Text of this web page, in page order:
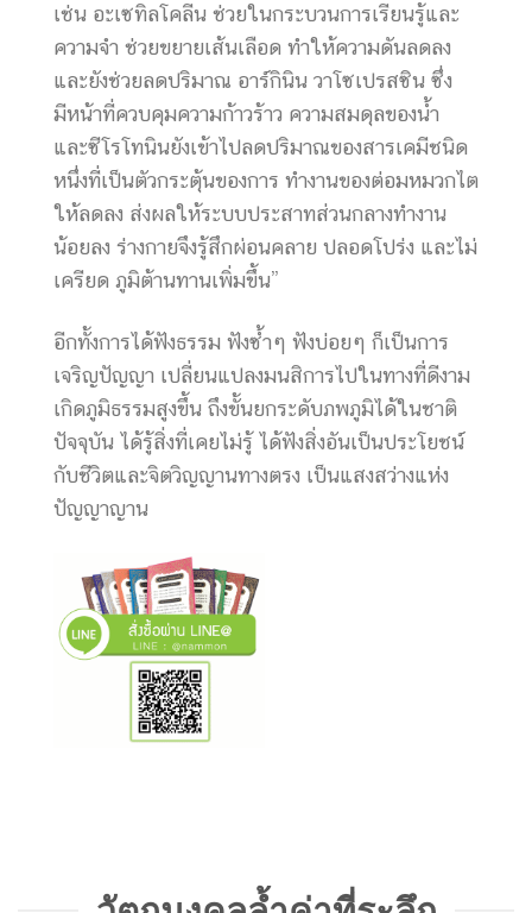
เช่น อะเซทิลโคลีน ช่วยในกระบวนการเรียนรู้และ
ความจำ ช่วยขยายเส้นเลือด ทำให้ความดันลดลง
และยังช่วยลดปริมาณ อาร์กินิน วาโซเปรสซิน ซึ่ง
มีหน้าที่ควบคุมความก้าวร้าว ความสมดุลของน้ำ
และซีโรโทนินยังเข้าไปลดปริมาณของสารเคมีชนิด
หนึ่งที่เป็นตัวกระตุ้นของการ ทำงานของต่อมหมวกไต
ให้ลดลง ส่งผลให้ระบบประสาทส่วนกลางทำงาน
น้อยลง ร่างกายจึงรู้สึกผ่อนคลาย ปลอดโปร่ง และไม่
เครียด ภูมิต้านทานเพิ่มขึ้น”
อีกทั้งการได้ฟังธรรม ฟังซ้ำๆ ฟังบ่อยๆ ก็เป็นการ
เจริญปัญญา เปลี่ยนแปลงมนสิการไปในทางที่ดีงาม
เกิดภูมิธรรมสูงขึ้น ถึงขั้นยกระดับภพภูมิได้ในชาติ
ปัจจุบัน ได้รู้สิ่งที่เคยไม่รู้ ได้ฟังสิ่งอันเป็นประโยชน์
กับชีวิตและจิตวิญญานทางตรง เป็นแสงสว่างแห่ง
ปัญญาญาน